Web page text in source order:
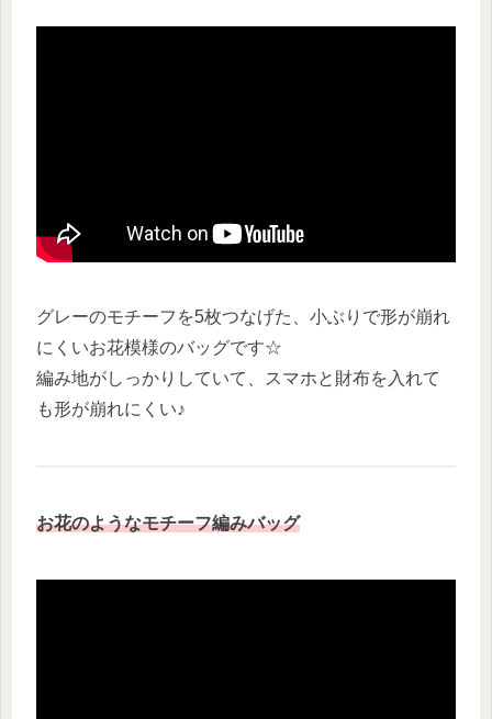
グレーのモチーフを5枚つなげた、小ぶりで形が崩れ
にくいお花模様のバッグです☆
編み地がしっかりしていて、スマホと財布を入れて
も形が崩れにくい♪
お花のようなモチーフ編みバッグ